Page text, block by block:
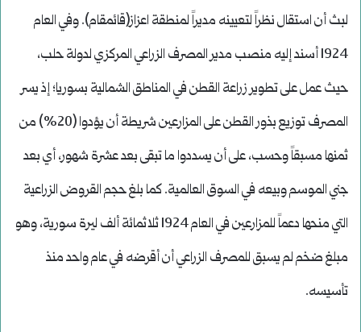
لبث أن استقال نظراً لتعيينه مديراً لمنطقة اعزاز(قائمقام). وفي العام
1924 أسند إليه منصب مدير المصرف الزراعي المركزي لدولة حلب،
حيث عمل على تطوير زراعة القطن في المناطق الشمالية بسوريا؛ إذ يسر
المصرف توزيع بذور القطن على المزارعين شريطة أن يؤدوا (20%) من
ثمنها مسبقاً وحسب، على أن يسددوا ما تبقى بعد عشرة شهور، أي بعد
جني الموسم وبيعه في السوق العالمية. كما بلغ حجم القروض الزراعية
التي منحها دعماً للمزارعين في العام 1924 ثلاثمائة ألف ليرة سورية، وهو
مبلغ ضخم لم يسبق للمصرف الزراعي أن أقرضه في عام واحد منذ
تأسيسه.